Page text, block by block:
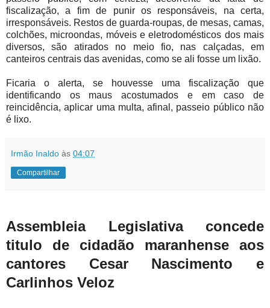
fiscalização, a fim de punir os responsáveis, na certa,
irresponsáveis. Restos de guarda-roupas, de mesas, camas,
colchões, microondas, móveis e eletrodomésticos dos mais
diversos, são atirados no meio fio, nas calçadas, em
canteiros centrais das avenidas, como se ali fosse um lixão.
Ficaria o alerta, se houvesse uma fiscalização que
identificando os maus acostumados e em caso de
reincidência, aplicar uma multa, afinal, passeio público não
é lixo.
Irmão Inaldo às 04:07
Compartilhar
Assembleia Legislativa concede
titulo de cidadão maranhense aos
cantores Cesar Nascimento e
Carlinhos Veloz